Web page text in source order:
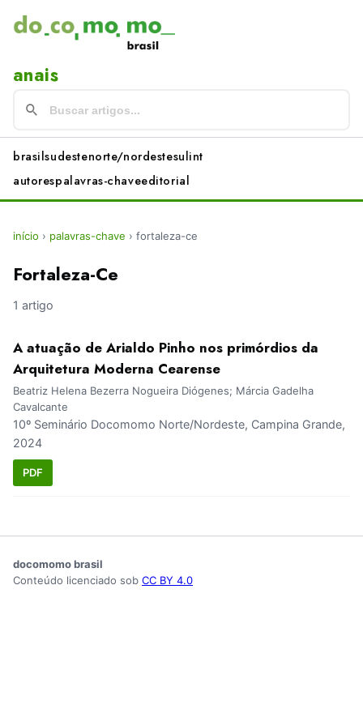
anais
brasilsudestenorte/nordestesulint
autorespalavras-chaveeditorial
início › palavras-chave › fortaleza-ce
Fortaleza-Ce
1 artigo
A atuação de Arialdo Pinho nos primórdios da
Arquitetura Moderna Cearense
Beatriz Helena Bezerra Nogueira Diógenes; Márcia Gadelha
Cavalcante
10º Seminário Docomomo Norte/Nordeste, Campina Grande,
2024
PDF
docomomo brasil
Conteúdo licenciado sob CC BY 4.0